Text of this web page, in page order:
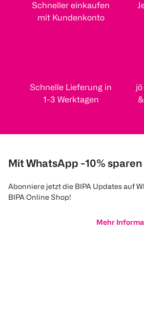
Schneller einkaufen
mit Kundenkonto
Schnelle Lieferung in
1-3 Werktagen
Mit WhatsApp -10% sparen
Abonniere jetzt die BIPA Updates auf
BIPA Online Shop!
Mehr